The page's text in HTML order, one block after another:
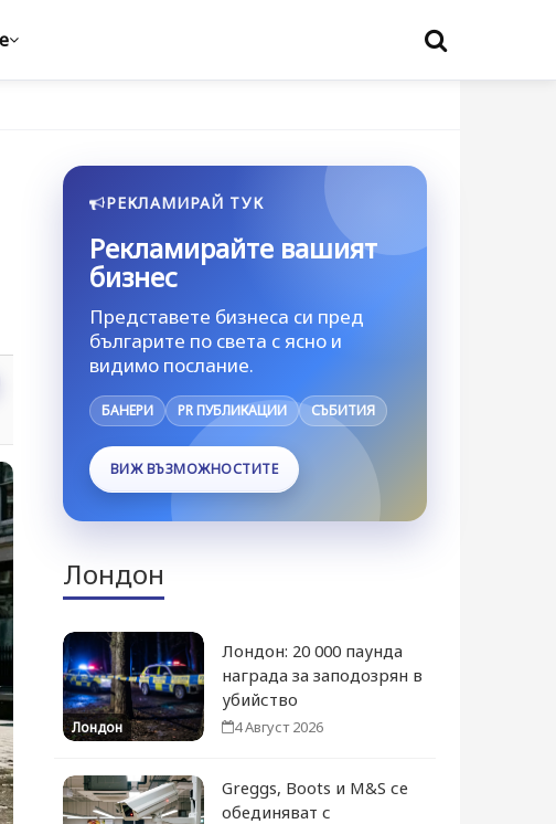
РЕКЛАМИРАЙ ТУК
Рекламирайте вашият
бизнес
Представете бизнеса си пред
българите по света с ясно и
видимо послание.
БАНЕРИ PR ПУБЛИКАЦИИ СЪБИТИЯ
ВИЖ ВЪЗМОЖНОСТИТЕ
Лондон
Лондон
Лондон: 20 000 паунда
награда за заподозрян в
убийство
4 Август 2026
Greggs, Boots и M&S се
обединяват с